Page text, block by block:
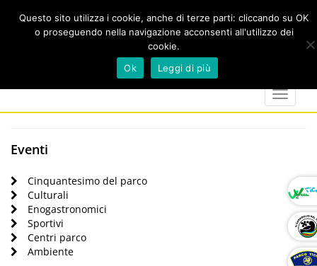
marker
calendar
Toggle
Eventi
Cinquantesimo del parco
Culturali
Enogastronomici
Sportivi
Centri parco
Ambiente
Questo sito utilizza i cookie, anche di terze parti: cliccando su OK
o proseguendo nella navigazione acconsenti all'utilizzo dei
cookie.
Ok
Leggi di più